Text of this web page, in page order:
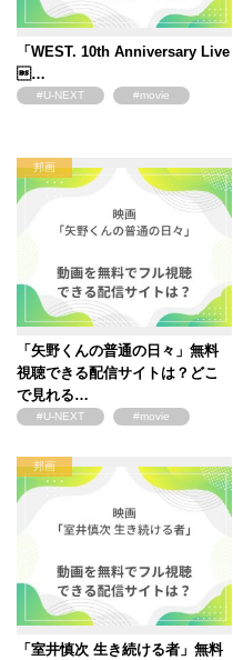
「WEST. 10th Anniversary Live
…
#U-NEXT #movie
邦画
「矢野くんの普通の日々」無料
視聴できる配信サイトは？どこ
で見れる…
#U-NEXT #movie
邦画
「室井慎次 生き続ける者」無料